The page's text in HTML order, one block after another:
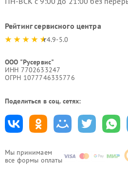
Мы принимаем
все формы оплаты
Рейтинг сервисного центра
4.9-5.0
ООО "Русервис"
ИНН 7702633247
ОГРН 1077746335776
Поделиться в соц. сетях: